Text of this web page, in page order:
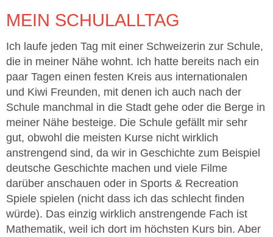
MEIN SCHULALLTAG
Ich laufe jeden Tag mit einer Schweizerin zur Schule,
die in meiner Nähe wohnt. Ich hatte bereits nach ein
paar Tagen einen festen Kreis aus internationalen
und Kiwi Freunden, mit denen ich auch nach der
Schule manchmal in die Stadt gehe oder die Berge in
meiner Nähe besteige. Die Schule gefällt mir sehr
gut, obwohl die meisten Kurse nicht wirklich
anstrengend sind, da wir in Geschichte zum Beispiel
deutsche Geschichte machen und viele Filme
darüber anschauen oder in Sports & Recreation
Spiele spielen (nicht dass ich das schlecht finden
würde). Das einzig wirklich anstrengende Fach ist
Mathematik, weil ich dort im höchsten Kurs bin. Aber